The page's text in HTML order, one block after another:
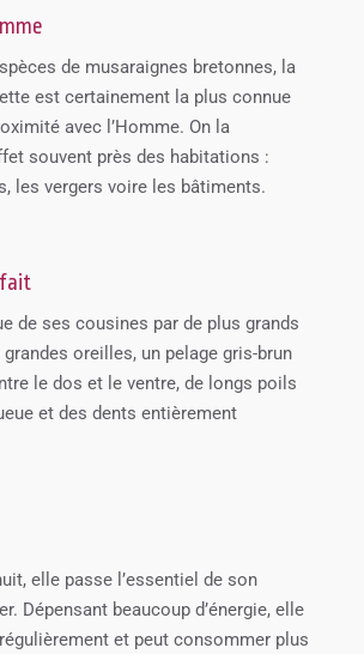
de musaraignes bretonnes, la
est certainement la plus connue
avec l’Homme. On la
souvent près des habitations :
les vergers voire les bâtiments.
de ses cousines par de plus grands
oreilles, un pelage gris-brun
le dos et le ventre, de longs poils
et des dents entièrement
elle passe l’essentiel de son
Dépensant beaucoup d’énergie, elle
et peut consommer plus